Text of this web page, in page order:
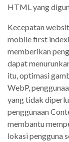
HTML yang
Kecepatan
mobile first
memberikan
dapat
itu, optimasi
WebP,
yang tidak
penggunaan
membantu
lokasi pengguna